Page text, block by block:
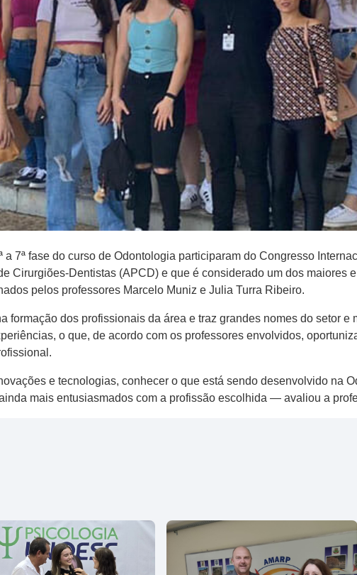
a 7ª fase do curso de Odontologia participaram do Congresso
Cirurgiões-Dentistas (APCD) e que é considerado um dos maiores
pelos professores Marcelo Muniz e Julia Turra Ribeiro.
formação dos profissionais da área e traz grandes nomes do setor e
o que, de acordo com os professores envolvidos,
e tecnologias, conhecer o que está sendo desenvolvido na
mais entusiasmados com a profissão escolhida — avaliou a